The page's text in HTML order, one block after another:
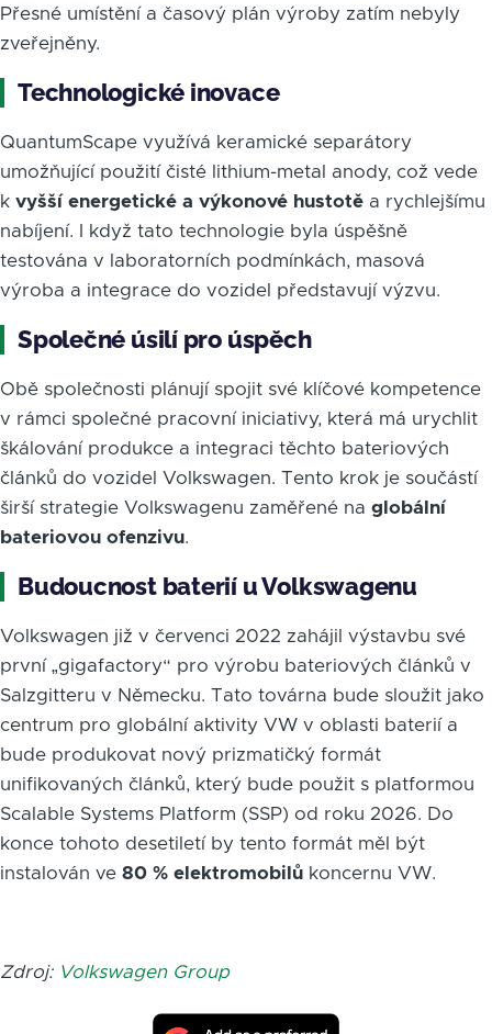
Přesné umístění a časový plán výroby zatím nebyly
zveřejněny.
Technologické inovace
QuantumScape využívá keramické separátory
umožňující použití čisté lithium-metal anody, což vede
k vyšší energetické a výkonové hustotě a rychlejšímu
nabíjení. I když tato technologie byla úspěšně
testována v laboratorních podmínkách, masová
výroba a integrace do vozidel představují výzvu.
Společné úsilí pro úspěch
Obě společnosti plánují spojit své klíčové kompetence
v rámci společné pracovní iniciativy, která má urychlit
škálování produkce a integraci těchto bateriových
článků do vozidel Volkswagen. Tento krok je součástí
širší strategie Volkswagenu zaměřené na globální
bateriovou ofenzivu.
Budoucnost baterií u Volkswagenu
Volkswagen již v červenci 2022 zahájil výstavbu své
první „gigafactory“ pro výrobu bateriových článků v
Salzgitteru v Německu. Tato továrna bude sloužit jako
centrum pro globální aktivity VW v oblasti baterií a
bude produkovat nový prizmatičký formát
unifikovaných článků, který bude použit s platformou
Scalable Systems Platform (SSP) od roku 2026. Do
konce tohoto desetiletí by tento formát měl být
instalován ve 80 % elektromobilů koncernu VW.
Zdroj: Volkswagen Group